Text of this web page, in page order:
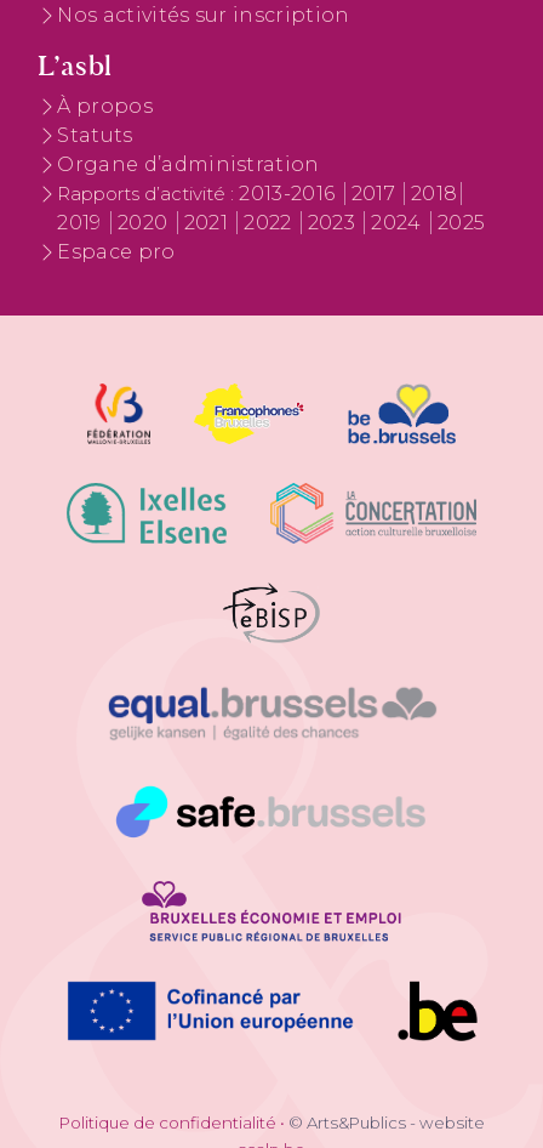
Nos activités sur inscription
L’asbl
À propos
Statuts
Organe d’administration
Rapports d’activité :2013-2016 2017
2018
2019
2020 2021 2022 2023 2024
2025
Espace pro
Politique de confidentialité • © Arts&Publics - website